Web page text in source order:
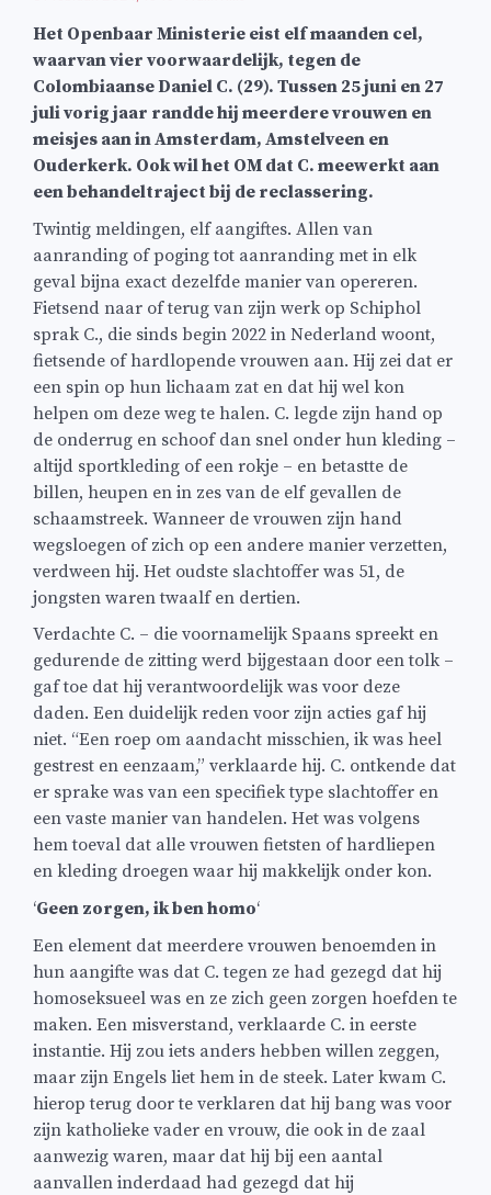
Het Openbaar Ministerie eist elf maanden cel,
waarvan vier voorwaardelijk, tegen de
Colombiaanse Daniel C. (29). Tussen 25 juni en 27
juli vorig jaar randde hij meerdere vrouwen en
meisjes aan in Amsterdam, Amstelveen en
Ouderkerk. Ook wil het OM dat C. meewerkt aan
een behandeltraject bij de reclassering.
Twintig meldingen, elf aangiftes. Allen van
aanranding of poging tot aanranding met in elk
geval bijna exact dezelfde manier van opereren.
Fietsend naar of terug van zijn werk op Schiphol
sprak C., die sinds begin 2022 in Nederland woont,
fietsende of hardlopende vrouwen aan. Hij zei dat er
een spin op hun lichaam zat en dat hij wel kon
helpen om deze weg te halen. C. legde zijn hand op
de onderrug en schoof dan snel onder hun kleding –
altijd sportkleding of een rokje – en betastte de
billen, heupen en in zes van de elf gevallen de
schaamstreek. Wanneer de vrouwen zijn hand
wegsloegen of zich op een andere manier verzetten,
verdween hij. Het oudste slachtoffer was 51, de
jongsten waren twaalf en dertien.
Verdachte C. – die voornamelijk Spaans spreekt en
gedurende de zitting werd bijgestaan door een tolk –
gaf toe dat hij verantwoordelijk was voor deze
daden. Een duidelijk reden voor zijn acties gaf hij
niet. “Een roep om aandacht misschien, ik was heel
gestrest en eenzaam,” verklaarde hij. C. ontkende dat
er sprake was van een specifiek type slachtoffer en
een vaste manier van handelen. Het was volgens
hem toeval dat alle vrouwen fietsten of hardliepen
en kleding droegen waar hij makkelijk onder kon.
‘Geen zorgen, ik ben homo‘
Een element dat meerdere vrouwen benoemden in
hun aangifte was dat C. tegen ze had gezegd dat hij
homoseksueel was en ze zich geen zorgen hoefden te
maken. Een misverstand, verklaarde C. in eerste
instantie. Hij zou iets anders hebben willen zeggen,
maar zijn Engels liet hem in de steek. Later kwam C.
hierop terug door te verklaren dat hij bang was voor
zijn katholieke vader en vrouw, die ook in de zaal
aanwezig waren, maar dat hij bij een aantal
aanvallen inderdaad had gezegd dat hij